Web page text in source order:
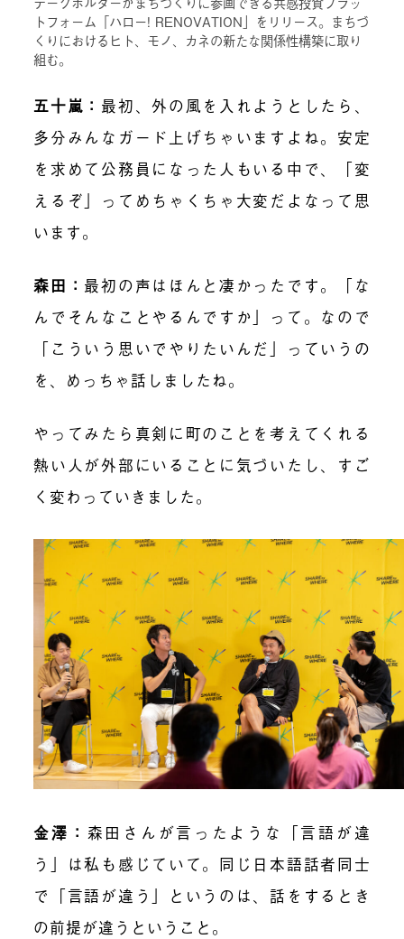
トフォーム「ハロー! RENOVATION」をリリース。まちづ
くりにおけるヒト、モノ、カネの新たな関係性構築に取り
組む。
五十嵐 ： 最初、外の風を入れようとしたら、
多分みんなガード上げちゃいますよね。安定
を求めて公務員になった人もいる中で、「変
えるぞ」ってめちゃくちゃ大変だよなって思
います。
森田 ： 最初の声はほんと凄かったです。「な
んでそんなことやるんですか」って。なので
「こういう思いでやりたいんだ」っていうの
を、めっちゃ話しましたね。
やってみたら真剣に町のことを考えてくれる
熱い人が外部にいることに気づいたし、すご
く変わっていきました。
金澤 ： 森田さんが言ったような「言語が違
う」は私も感じていて。同じ日本語話者同士
で「言語が違う」というのは、話をするとき
の前提が違うということ。